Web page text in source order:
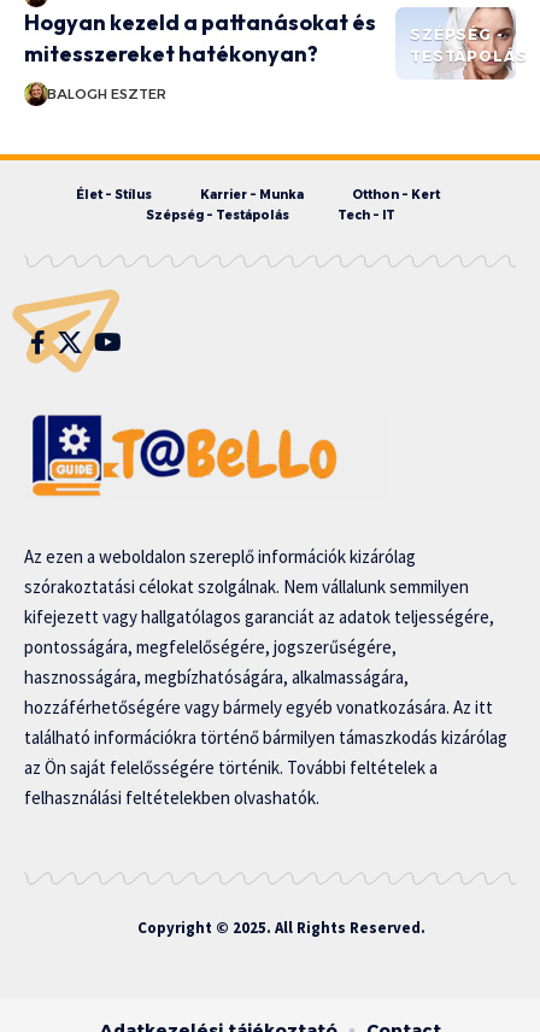
SZÉPSÉG -
TESTÁPOLÁS
Hogyan kezeld a pattanásokat és
mitesszereket hatékonyan?
BALOGH ESZTER
Élet – Stílus Karrier – Munka
Otthon – Kert
Szépség – Testápolás
Tech – IT
Az ezen a weboldalon szereplő információk kizárólag
szórakoztatási célokat szolgálnak. Nem vállalunk semmilyen
kifejezett vagy hallgatólagos garanciát az adatok teljességére,
pontosságára, megfelelőségére, jogszerűségére,
hasznosságára, megbízhatóságára, alkalmasságára,
hozzáférhetőségére vagy bármely egyéb vonatkozására. Az itt
található információkra történő bármilyen támaszkodás kizárólag
az Ön saját felelősségére történik. További feltételek a
felhasználási feltételekben olvashatók.
Copyright © 2025. All Rights Reserved.